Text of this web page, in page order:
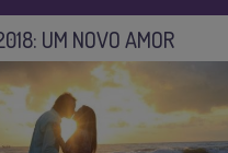
UM NOVO AMOR